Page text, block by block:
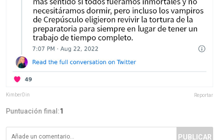
KimberDin Reportar
Puntuación final:1
PUBLICAR